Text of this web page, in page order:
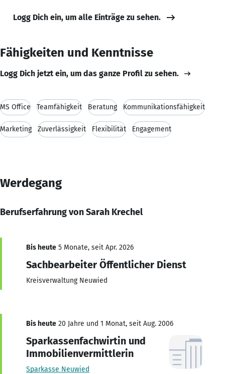
Logg Dich ein, um alle Einträge zu sehen.
Fähigkeiten und Kenntnisse
Logg Dich jetzt ein, um das ganze Profil zu sehen.
MS Office Teamfähigkeit Beratung Kommunikationsfähigkeit
Marketing Zuverlässigkeit Flexibilität Engagement
Werdegang
Berufserfahrung von Sarah Krechel
Bis heute 5 Monate, seit Apr. 2026
Sachbearbeiter Öffentlicher Dienst
Kreisverwaltung Neuwied
Bis heute 20 Jahre und 1 Monat, seit Aug. 2006
Sparkassenfachwirtin und
Immobilienvermittlerin
Sparkasse Neuwied